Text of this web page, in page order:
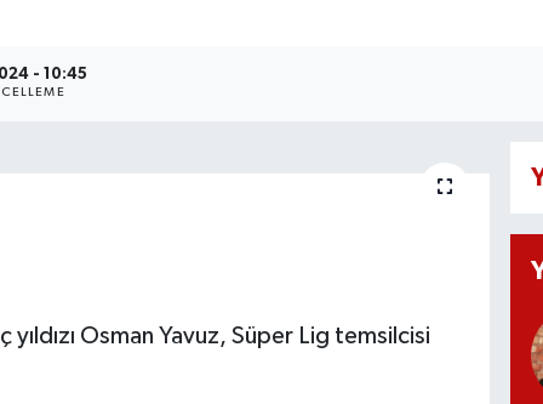
- 10:45
yıldızı Osman Yavuz, Süper Lig temsilcisi